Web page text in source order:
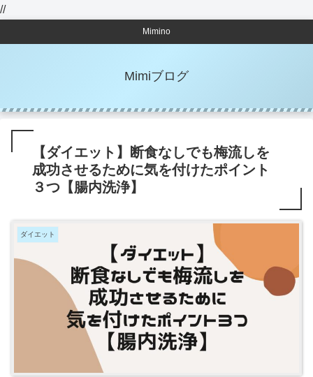
//
Mimino
Mimiブログ
【ダイエット】断食なしでも梅流しを
成功させるために気を付けたポイント
３つ【腸内洗浄】
ダイエット